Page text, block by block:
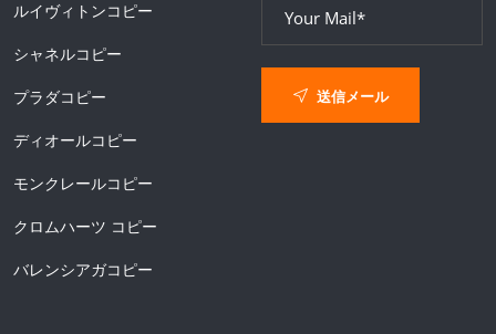
ルイヴィトンコピー
シャネルコピー
プラダコピー
ディオールコピー
モンクレールコピー
クロムハーツ コピー
バレンシアガコピー
送信メール